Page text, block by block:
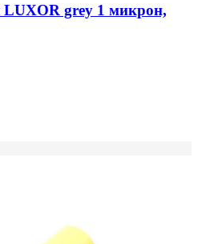
LUXOR grey 1 микрон,